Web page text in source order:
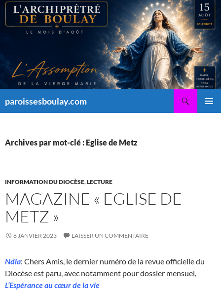
Aller
contenu
paroissesboulay.com
Archives par mot-clé : Eglise de Metz
INFORMATION DU DIOCÈSE,LECTURE
MAGAZINE « EGLISE DE
METZ »
6 JANVIER 2023 LAISSER UN COMMENTAIRE
Ndla: Chers Amis, le dernier numéro de la revue officielle du
Diocèse est paru, avec notamment pour dossier mensuel,
L’Espérance au cœur de la vie